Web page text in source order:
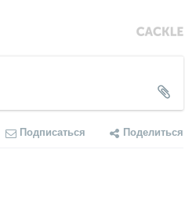
Подписаться Поделиться